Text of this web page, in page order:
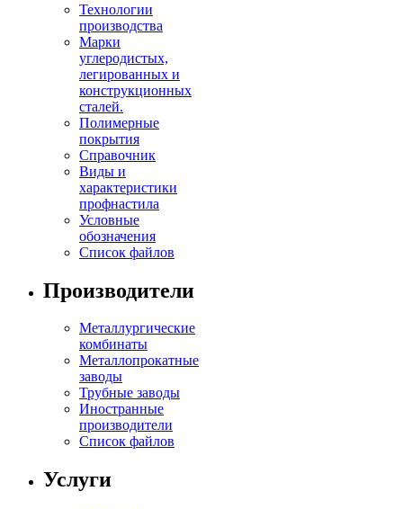
Технологии
производства
Марки
углеродистых,
легированных и
конструкционных
сталей.
Полимерные
покрытия
Справочник
Виды и
характеристики
профнастила
Условные
обозначения
Список файлов
Производители
Металлургические
комбинаты
Металлопрокатные
заводы
Трубные заводы
Иностранные
производители
Список файлов
Услуги